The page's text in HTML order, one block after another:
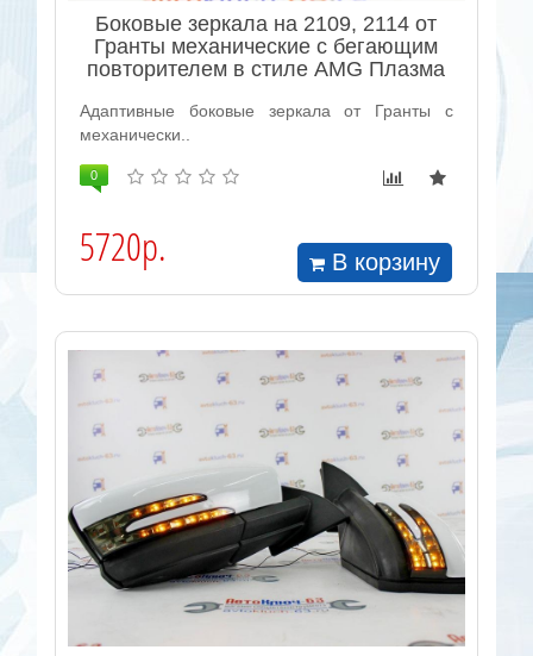
Боковые зеркала на 2109, 2114 от
Гранты механические с бегающим
повторителем в стиле AMG Плазма
Адаптивные боковые зеркала от Гранты с
механически..
0
5720р. В корзину